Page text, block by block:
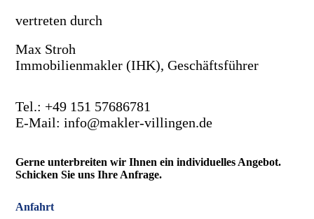
vertreten durch
Max Stroh
Immobilienmakler (IHK), Geschäftsführer
Tel.: +49 151 57686781
E-Mail: info@makler-villingen.de
Gerne unterbreiten wir Ihnen ein individuelles Angebot.
Schicken Sie uns Ihre Anfrage.
Anfahrt